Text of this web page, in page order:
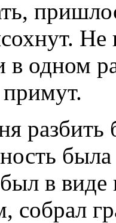
одном
в
собрал